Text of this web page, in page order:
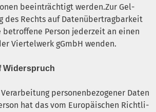
beein­träch­tigt werden.Zur Gel­
des Rechts auf Daten­über­trag­bar­keit
betrof­fe­ne Per­son jeder­zeit an einen
Vier­tel­werk gGmbH wenden.
Widerspruch
per­so­nen­be­zo­ge­ner Daten
hat das vom Euro­päi­schen Richt­li­